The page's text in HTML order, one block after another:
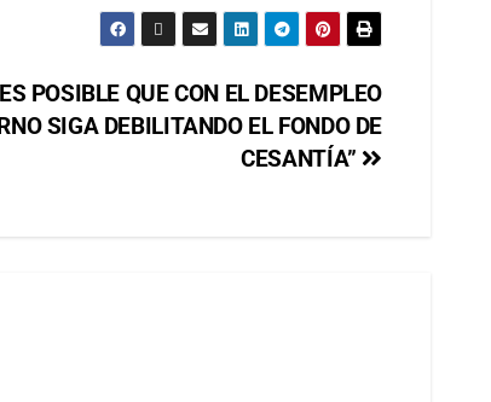
POSIBLE QUE CON EL DESEMPLEO
SIGA DEBILITANDO EL FONDO DE
CESANTÍA”